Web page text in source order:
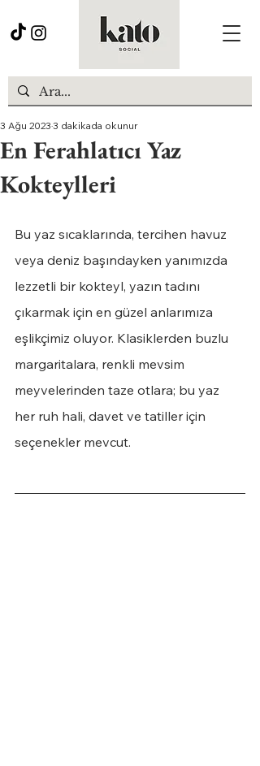
En Ferahlatıcı Yaz
Kokteylleri
3 Ağu 2023 3 dakikada okunur
Bu yaz sıcaklarında, tercihen havuz
veya deniz başındayken yanımızda
lezzetli bir kokteyl, yazın tadını
çıkarmak için en güzel anlarımıza
eşlikçimiz oluyor. Klasiklerden buzlu
margaritalara, renkli mevsim
meyvelerinden taze otlara; bu yaz
her ruh hali, davet ve tatiller için
seçenekler mevcut.